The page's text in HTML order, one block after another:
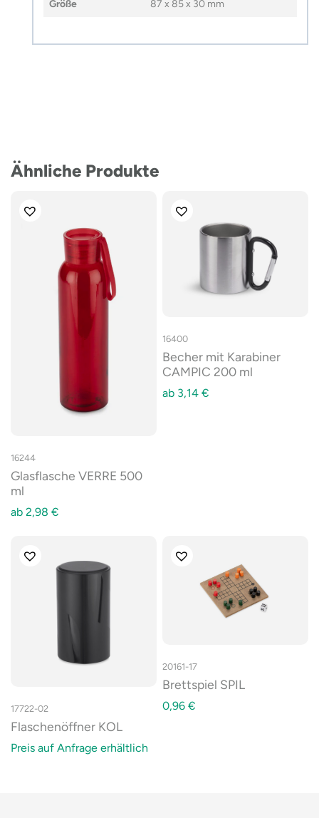
Größe 87 x 85 x 30 mm
Ähnliche Produkte
16244
Glasflasche VERRE 500
ml
ab 2,98 €
16400
Becher mit Karabiner
CAMPIC 200 ml
ab 3,14 €
17722-02
Flaschenöffner KOL
Preis auf Anfrage erhältlich
20161-17
Brettspiel SPIL
0,96 €